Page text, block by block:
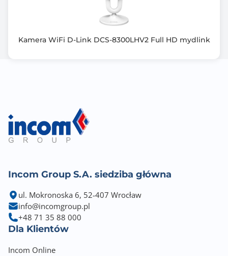
24
Kamera WiFi D-Link DCS-8300LHV2 Full HD mydlink
Incom Group S.A. siedziba główna
ul. Mokronoska 6, 52-407 Wrocław
info@incomgroup.pl
+48 71 35 88 000
Dla Klientów
Incom Online